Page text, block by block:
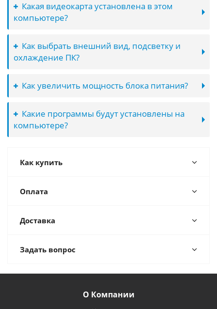
Какая видеокарта установлена в этом
компьютере?
Как выбрать внешний вид, подсветку и
охлаждение ПК?
Как увеличить мощность блока питания?
Какие программы будут установлены на
компьютере?
Как купить
Оплата
Доставка
Задать вопрос
О Компании